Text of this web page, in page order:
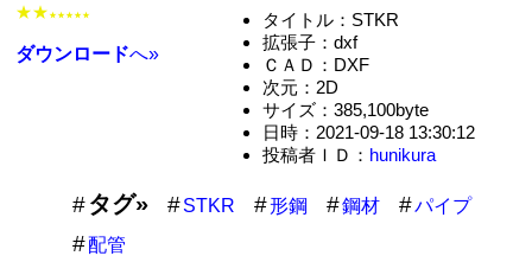
★★ ★★★★★
ダウンロードへ»
タイトル：STKR
拡張子：dxf
ＣＡＤ：DXF
次元：2D
サイズ：385,100byte
日時：2021-09-18 13:30:12
投稿者ＩＤ： hunikura
タグ» STKR 形鋼 鋼材
パイプ
配管